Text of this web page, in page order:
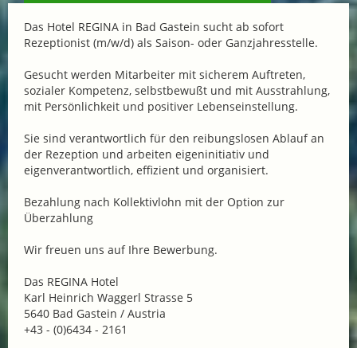
Das Hotel REGINA in Bad Gastein sucht ab sofort
Rezeptionist (m/w/d) als Saison- oder Ganzjahresstelle.
Gesucht werden Mitarbeiter mit sicherem Auftreten,
sozialer Kompetenz, selbstbewußt und mit Ausstrahlung,
mit Persönlichkeit und positiver Lebenseinstellung.
Sie sind verantwortlich für den reibungslosen Ablauf an
der Rezeption und arbeiten eigeninitiativ und
eigenverantwortlich, effizient und organisiert.
Bezahlung nach Kollektivlohn mit der Option zur
Überzahlung
Wir freuen uns auf Ihre Bewerbung.
Das REGINA Hotel
Karl Heinrich Waggerl Strasse 5
5640 Bad Gastein / Austria
+43 - (0)6434 - 2161